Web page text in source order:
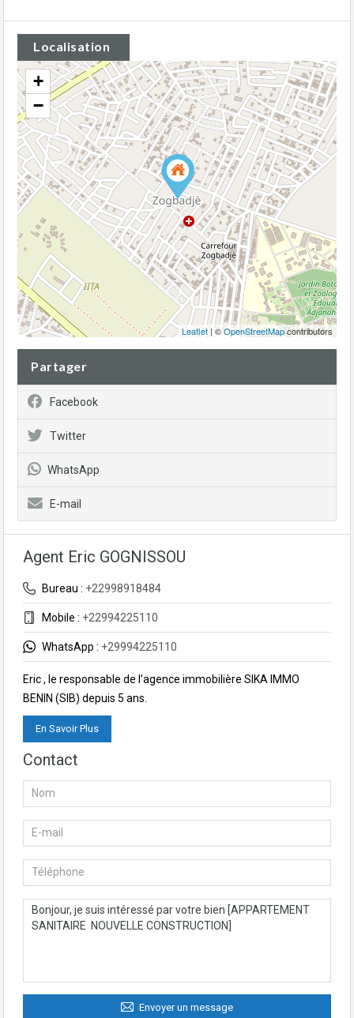
Localisation
+
−
Leaflet | ©OpenStreetMapcontributors
Partager
Facebook
Twitter
WhatsApp
E-mail
Agent Eric GOGNISSOU
Bureau : +22998918484
Mobile : +22994225110
WhatsApp : +29994225110
Eric , le responsable de l'agence immobilière SIKA IMMO
BENIN (SIB) depuis 5 ans.
En Savoir Plus
Contact
Envoyer un message